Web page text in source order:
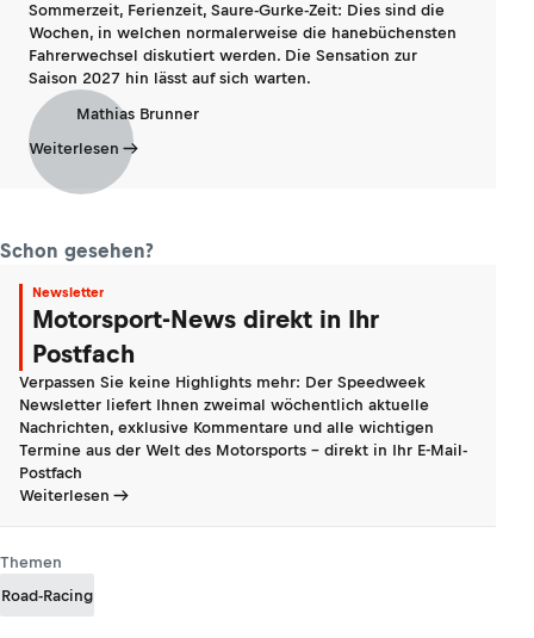
Sommerzeit, Ferienzeit, Saure-Gurke-Zeit: Dies sind die
Wochen, in welchen normalerweise die hanebüchensten
Fahrerwechsel diskutiert werden. Die Sensation zur
Saison 2027 hin lässt auf sich warten.
Mathias Brunner
Weiterlesen
Schon gesehen?
Newsletter
Motorsport-News direkt in Ihr
Postfach
Verpassen Sie keine Highlights mehr: Der Speedweek
Newsletter liefert Ihnen zweimal wöchentlich aktuelle
Nachrichten, exklusive Kommentare und alle wichtigen
Termine aus der Welt des Motorsports - direkt in Ihr E-Mail-
Postfach
Weiterlesen
Themen
Road-Racing